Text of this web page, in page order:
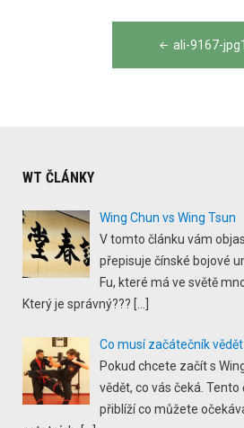
navigation
ali-9167-jpg1
WT ČLÁNKY
Wing Chun vs Wing Tsun
V tomto článku vám
přepisuje čínské bojové
Fu, které má ve světě
Který je správný???
Co musí začátečník
Pokud chcete začít s
vědět, co vás čeká.
přiblíží co můžete